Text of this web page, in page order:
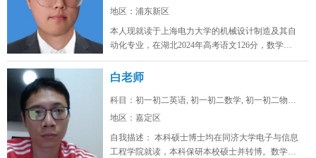
地区：浦东新区
本人现就读于上海电力大学的机械设计制造及其自
动化专业，在湖北2024年高考语文126分，数学
128，物理88，化学92，...
白老师
科目：初一初二英语, 初一初二数学, 初一初二物理, ...
地区：嘉定区
自我描述： 本科硕士博士均在同济大学电子与信息
工程学院就读，本科保研本校硕士并转博。数学高